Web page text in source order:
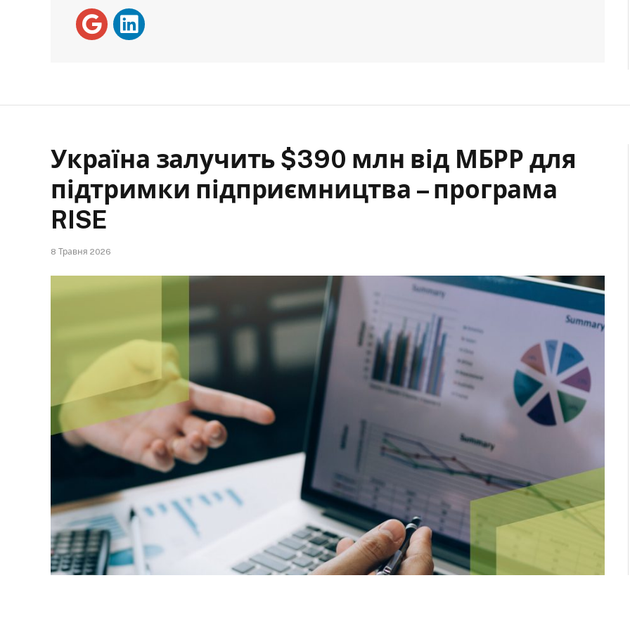
Україна залучить $390 млн від МБРР для
підтримки підприємництва – програма
RISE
8 Травня 2026